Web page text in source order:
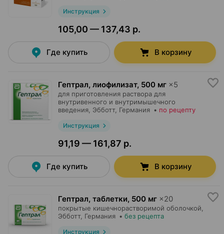
Инструкция
105,00 — 137,43 р.
Где купить В корзину
Гептрал, лиофилизат, 500 мг ×5
для приготовления раствора для
внутривенного и внутримышечного
введения, Эбботт, Германия • по рецепту
Инструкция
91,19 — 161,87 р.
Где купить В корзину
Гептрал, таблетки, 500 мг ×20
покрытые кишечнорастворимой оболочкой,
Эбботт, Германия • без рецепта
Инструкция